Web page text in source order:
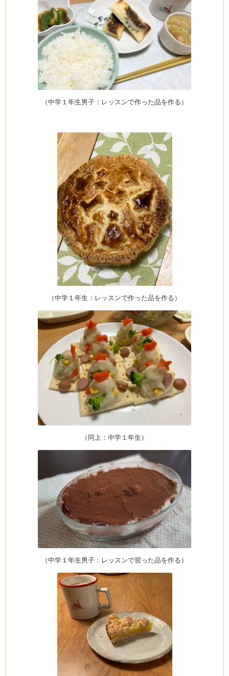
(produced by
CEDO)
（中学１年生男子：レッスンで作った品を作る）
（中学１年生：レッスンで作った品を作る）
（同上：中学１年生）
（中学１年生男子：レッスンで習った品を作る）